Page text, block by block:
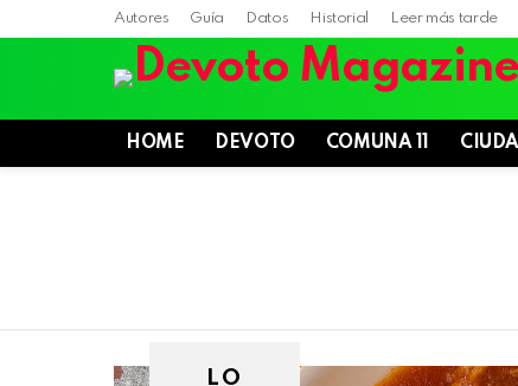
Autores Guía Datos Historial Leer más tarde
HOME DEVOTO COMUNA 11
LO